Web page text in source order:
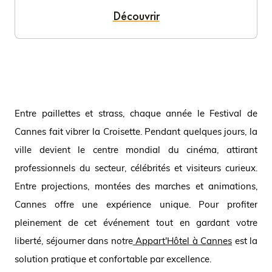
Découvrir
Entre paillettes et strass, chaque année le Festival de
Cannes fait vibrer la Croisette. Pendant quelques jours, la
ville devient le centre mondial du cinéma, attirant
professionnels du secteur, célébrités et visiteurs curieux.
Entre projections, montées des marches et animations,
Cannes offre une expérience unique. Pour profiter
pleinement de cet événement tout en gardant votre
liberté, séjourner dans notreAppart'Hôtel à Cannes est la
solution pratique et confortable par excellence.